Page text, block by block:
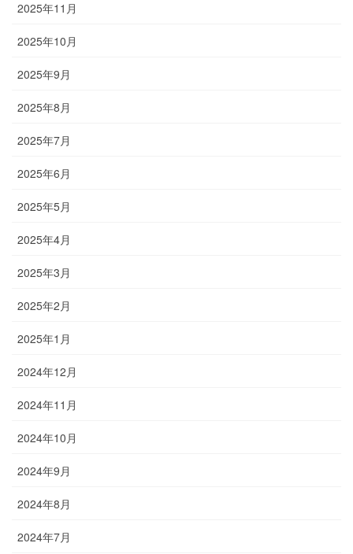
2025年11月
2025年10月
2025年9月
2025年8月
2025年7月
2025年6月
2025年5月
2025年4月
2025年3月
2025年2月
2025年1月
2024年12月
2024年11月
2024年10月
2024年9月
2024年8月
2024年7月